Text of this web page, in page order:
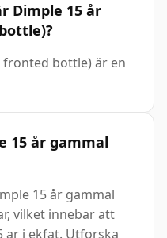
Dimple 15 år
fronted bottle) är en
15 år gammal
15 år gammal
vilket innebar att
ar i ekfat. Utforska